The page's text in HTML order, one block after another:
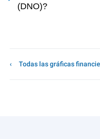
(DNO)?
Todas las gráficas